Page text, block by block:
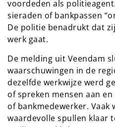
voordeden als
sieraden of bankpassen
De politie benadrukt dat
werk gaat.
De melding uit Veendam
waarschuwingen in de
dezelfde werkwijze werd
of spreken mensen aan
of bankmedewerker. Vaak
waardevolle spullen klaar